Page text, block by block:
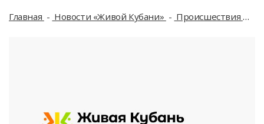
Главная Новости «Живой Кубани» Происшествия